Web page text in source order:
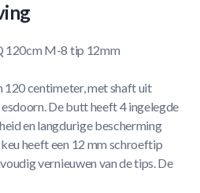
120cm M-8 tip 12mm
120 centimeter, met shaft uit
De butt heeft 4 ingelegde
en langdurige bescherming
heeft een 12 mm schroeftip
vernieuwen van de tips. De